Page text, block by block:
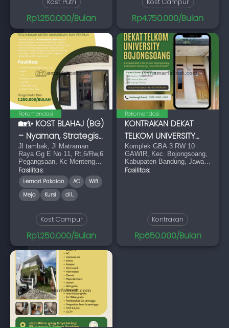
Rp1.250.000/Bulan Rp4.750.000/Bulan
Rekomendasi
🏡✨ KOST BLAHAJ (BG)
– Nyaman, Strategis
& Terjang
Jl tambak, Jl Matraman
Raya Gg E No 11, Rt,6/Rw,6
Pegangsaan, Kc Menteng
Jakarta Pusat
Fasilitas:
Lemari Pakaian AC
Wifi
Meja
Kursi dll...
Kost Campur
Rp1.250.000/Bulan
Rekomendasi
KONTRAKAN DEKAT
TELKOM UNIVERSITY
BOJONGSOANG
Komplek GBA 3 RW 10
GAWIR, Kec. Bojongsoang,
Kabupaten Bandung, Jawa
Barat 40287
Fasilitas:
Kontrakan
Rp650.000/Bulan